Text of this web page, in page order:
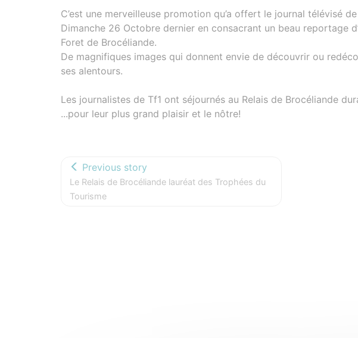
C’est une merveilleuse promotion qu’a offert le journal télévisé
Dimanche 26 Octobre dernier en consacrant un beau reportage
Foret de Brocéliande.
De magnifiques images qui donnent envie de découvrir ou
ses alentours.
Les journalistes de Tf1 ont séjournés au Relais de Brocéliande
...pour leur plus grand plaisir et le nôtre!
Previous story
Le Relais de Brocéliande lauréat des Trophées du
Tourisme